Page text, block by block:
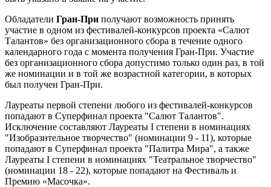
Обладатели Гран-При получают возможность принять
участие в одном из фестивалей-конкурсов проекта «Салют
Талантов» без организационного сбора в течение одного
календарного года с момента получения Гран-При. Участие
без организационного сбора допустимо только один раз, в той
же номинации и в той же возрастной категории, в которых
был получен Гран-При.
Лауреаты первой степени любого из фестивалей-конкурсов
попадают в Суперфинал проекта "Салют Талантов".
Исключение составляют Лауреаты I степени в номинациях
"Изобразительное творчество" (номинации 9 - 11), которые
попадают в Суперфинал проекта "Палитра Мира", а также
Лауреаты I степени в номинациях "Театральное творчество"
(номинации 18 - 22), которые попадают на Фестиваль и
Премию «Масочка».